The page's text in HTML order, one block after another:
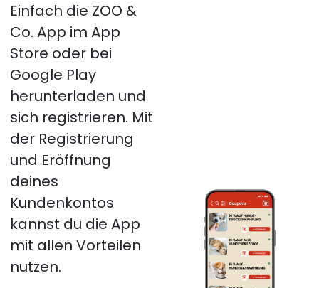
Einfach die ZOO &
Co. App im App
Store oder bei
Google Play
herunterladen und
sich registrieren. Mit
der Registrierung
und Eröffnung
deines
Kundenkontos
kannst du die App
mit allen Vorteilen
nutzen.